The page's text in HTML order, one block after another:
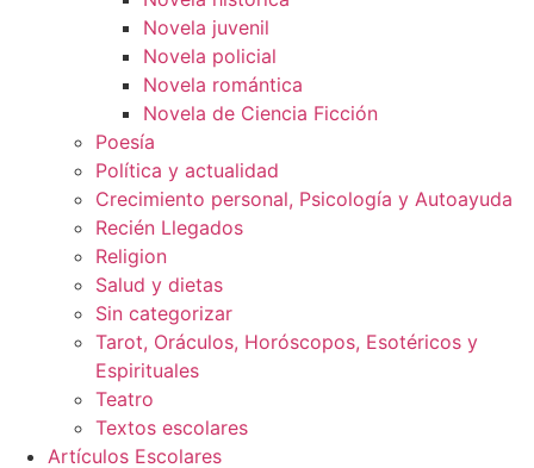
Novela juvenil
Novela policial
Novela romántica
Novela de Ciencia Ficción
Poesía
Política y actualidad
Crecimiento personal, Psicología y Autoayuda
Recién Llegados
Religion
Salud y dietas
Sin categorizar
Tarot, Oráculos, Horóscopos, Esotéricos y
Espirituales
Teatro
Textos escolares
Artículos Escolares